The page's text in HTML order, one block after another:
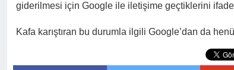
giderilmesi için Google ile iletişime geçtiklerini
Kafa karıştıran bu durumla ilgili Google’dan da